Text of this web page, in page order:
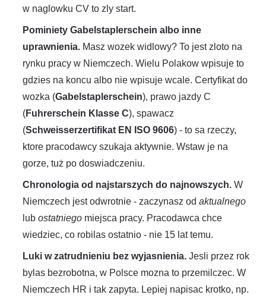
w naglowku CV to zly start.
Pominiety Gabelstaplerschein albo inne
uprawnienia. Masz wozek widlowy? To jest zloto na
rynku pracy w Niemczech. Wielu Polakow wpisuje to
gdzies na koncu albo nie wpisuje wcale. Certyfikat do
wozka (Gabelstaplerschein), prawo jazdy C
(Fuhrerschein Klasse C), spawacz
(Schweisserzertifikat EN ISO 9606) - to sa rzeczy,
ktore pracodawcy szukaja aktywnie. Wstaw je na
gorze, tuż po doswiadczeniu.
Chronologia od najstarszych do najnowszych.W
Niemczech jest odwrotnie - zaczynasz odaktualnego
lubostatniego miejsca pracy. Pracodawca chce
wiedziec, co robilas ostatnio - nie 15 lat temu.
Luki w zatrudnieniu bez wyjasnienia.Jesli przez rok
bylas bezrobotna, w Polsce mozna to przemilczec. W
Niemczech HR i tak zapyta. Lepiej napisac krotko, np.